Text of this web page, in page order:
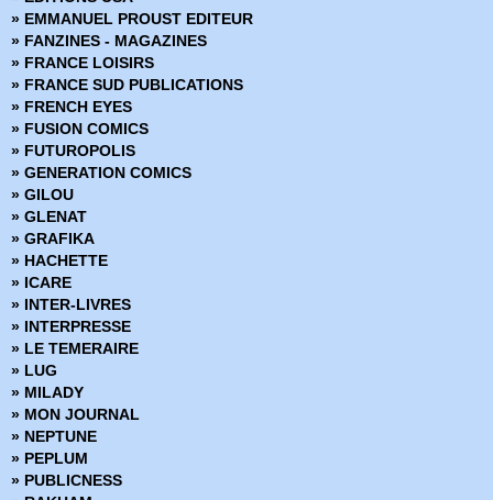
» Charlie Adlard - Art Book
» Château l'attente
» Chimichanga
» Choker
» Chroniques de Corum
» Chroniques de Groom Lake
» Cinder & Ashe
» ClaSSwar
» Clear
» Clone
» Clones
» Clyde fans
» Codeflesh
» Collection Outsider
» Corps de pierre
» Cosmic detective
» Créatures sacrées
» Criminal
» Damn Them All
» Damned
» Dans la nuit noire
» Dark Ride
» Darkness
» EMMANUEL PROUST EDITEUR
» FANZINES - MAGAZINES
» FRANCE LOISIRS
» FRANCE SUD PUBLICATIONS
» FRENCH EYES
» FUSION COMICS
» FUTUROPOLIS
» GENERATION COMICS
» GILOU
» GLENAT
» GRAFIKA
» HACHETTE
» ICARE
» INTER-LIVRES
» INTERPRESSE
» LE TEMERAIRE
» LUG
» MILADY
» MON JOURNAL
» NEPTUNE
» PEPLUM
» PUBLICNESS